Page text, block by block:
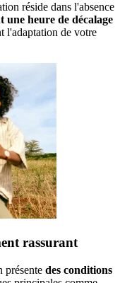
réside dans l'absence
une heure de décalage
l'adaptation de votre
rassurant
présente des conditions